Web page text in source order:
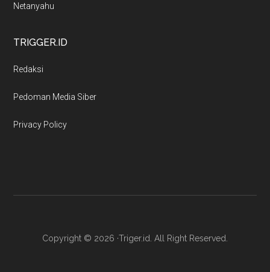
Netanyahu
TRIGGER.ID
Redaksi
Pedoman Media Siber
Privacy Policy
Copyright © 2026 ·Triger.id. All Right Reserved.